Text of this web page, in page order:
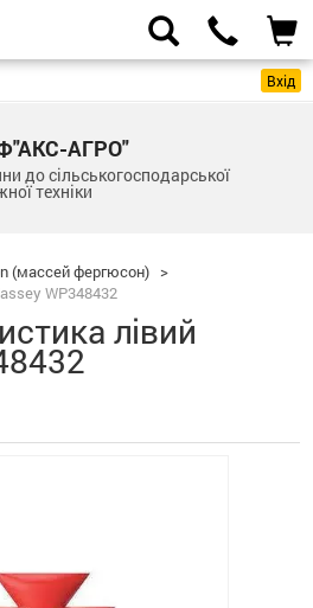
Вхід
АГРО"
до сільськогосподарської
техніки
(массей фергюсон) >
WP348432
лівий